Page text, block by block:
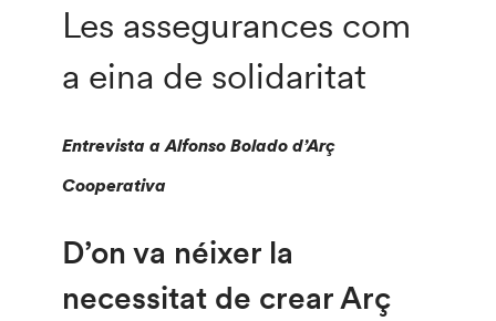
Les assegurances com
a eina de solidaritat
Entrevista a Alfonso Bolado d’Arç
Cooperativa
D’on va néixer la
necessitat de crear Arç